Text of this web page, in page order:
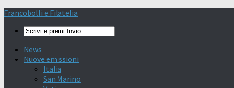
Francobolli e Filatelia
News
Nuove emissioni
Italia
San Marino